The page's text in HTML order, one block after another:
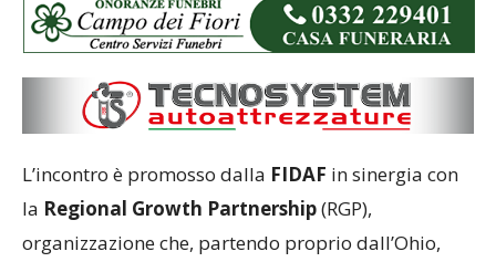
L’incontro è promosso dalla FIDAF in sinergia con
la Regional Growth Partnership(RGP),
organizzazione che, partendo proprio dall’Ohio,